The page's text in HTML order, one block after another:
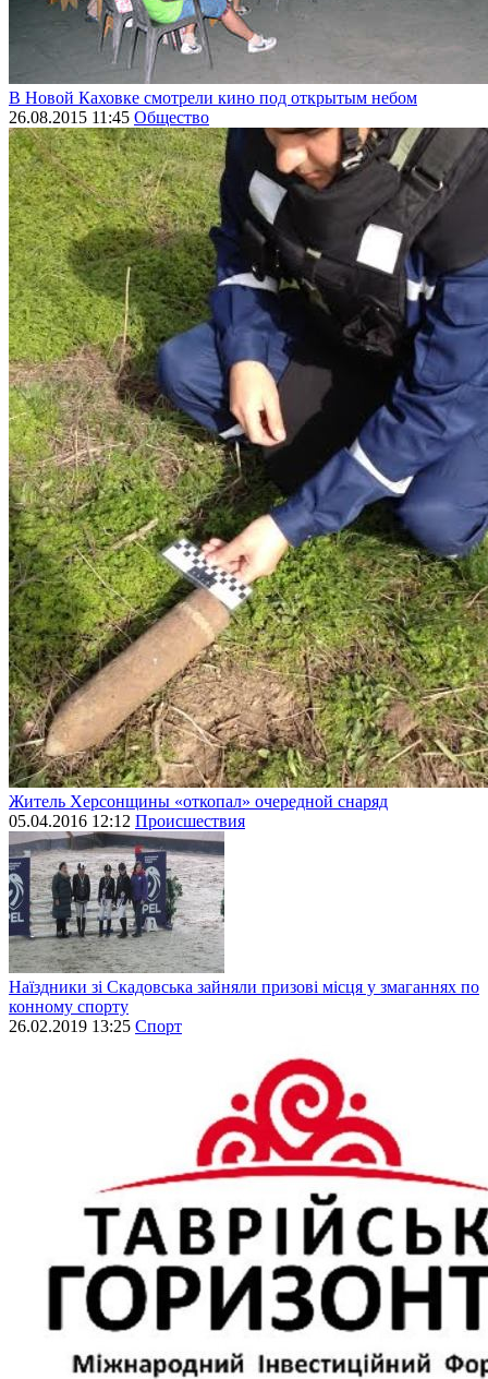
В Новой Каховке смотрели кино под открытым небом
26.08.2015 11:45 Общество
Житель Херсонщины «откопал» очередной снаряд
05.04.2016 12:12 Происшествия
Наїздники зі Скадовська зайняли призові місця у змаганнях по
конному спорту
26.02.2019 13:25 Спорт